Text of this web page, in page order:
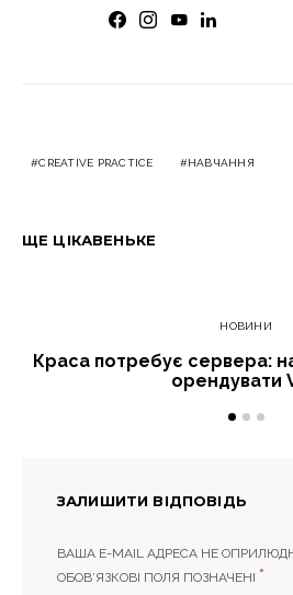
CREATIVE PRACTICE НАВЧАННЯ
ЩЕ ЦІКАВЕНЬКЕ
НОВИНИ
Краса потребує сервера:
орендувати
ЗАЛИШИТИ ВІДПОВІДЬ
ВАША E-MAIL АДРЕСА НЕ
ОБОВ’ЯЗКОВІ ПОЛЯ ПОЗНАЧЕНІ *